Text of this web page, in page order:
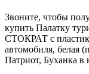
Звоните, чтобы
купить Палатку
СТОКРАТ с
автомобиля, белая
Патриот, Буханка в